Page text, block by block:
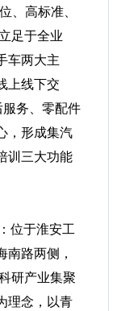
、高标准、
足于全业
车两大主
上线下交
服务、零配件
，形成集汽
训三大功能
位于淮安工
南路两侧，
研产业集聚
理念，以青